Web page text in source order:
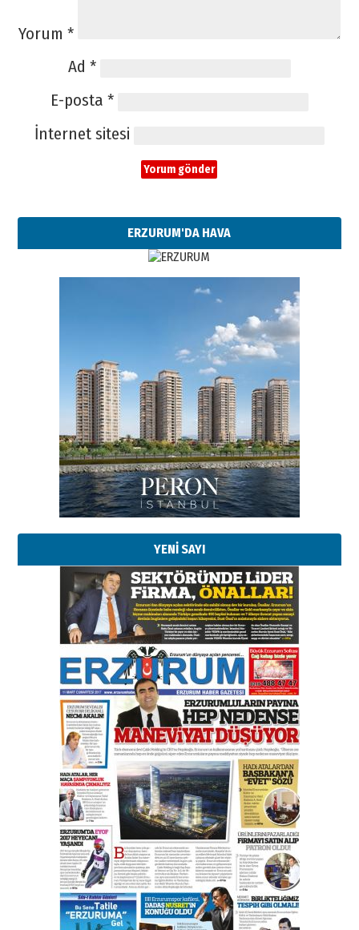
Yorum *
Ad *
E-posta *
İnternet sitesi
ERZURUM'DA HAVA
YENİ SAYI
Esat BİNDESEN
Başkan Sekmen’den Erzurum’a
bir vizyon proje daha!
02 Ağustos 2026 Pazar
Kadir SABUNCUOĞLU
Erzurumspor’un köşe taşları
29 Haziran 2026 Pazartesi
Kenan GÜLERCİ
Murat Şahsuvaroğlu ERKON’da
çıtayı yukarı taşırken,
yönetimdekiler aşağı
çekmemeli!
17 Şubat 2026 SalıOrhan BOZKURT
Bir fotoğraf, bir şehir, bir
gazeteci… Dizginler kimin
elinde?
31 Mart 2026 Salı
A. Berhan Yılmaz
BİR BÖLÜM DEĞİL, BİR ÖMÜR
SEÇİYORSUNUZ… “NEDEN
ATATÜRK ÜNİVERSİTESİ?”
28 Temmuz 2026 Salı
Ahmet Gökhan YAZICI
Ahmed Yesevi’den bir Alperen…
”Reisimiz” idi… Hakka yürüdü.!
26 Mart 2026 Perşembe
Cem Bakırcı
Ardında bıraktığı hatıralarıyla
gönül adamı Faruk Terzioğlu!
13 Mayıs 2026 Çarşamba